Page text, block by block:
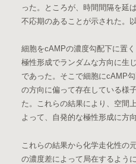
った。ところが、時間間隔を延
不応期のあることが示された。
細胞をcAMPの濃度勾配下に置
極性形成でランダムな方向に生
であった。そこで細胞にcAMP
の方向に偏って存在している様
た。これらの結果により、空間
よって、自発的な極性形成に方
これらの結果から化学走化性の
の濃度差によって局在するよう